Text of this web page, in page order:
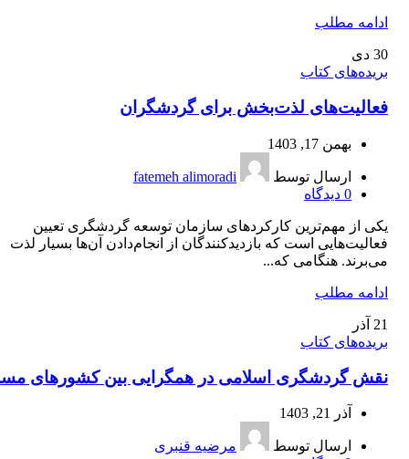
ادامه مطلب
30 دی
بریده‌های کتاب
فعالیت‌های لذت‌بخش برای گردشگران
بهمن 17, 1403
ارسال توسط
fatemeh alimoradi
0 دیدگاه
یکی از مهم‌ترین کارکردهای سازمان توسعه گردشگری تعیین
فعالیت‌هایی است که بازدیدکنندگان از انجام‌دادن آن‌ها بسیار لذت
می‌برند. هنگامی که...
ادامه مطلب
21 آذر
بریده‌های کتاب
نقش گردشگری اسلامی در همگرایی بین کشورهای
آذر 21, 1403
ارسال توسط
مرضیه قنبری